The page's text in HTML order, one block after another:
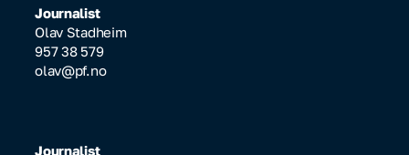
Journalist
Olav Stadheim
957 38 579
olav@pf.no
Journalist